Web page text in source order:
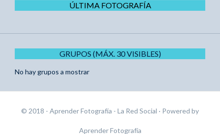
ÚLTIMA FOTOGRAFÍA
GRUPOS (MÁX. 30 VISIBLES)
No hay grupos a mostrar
© 2018 - Aprender Fotografía - La Red Social · Powered by
Aprender Fotografía